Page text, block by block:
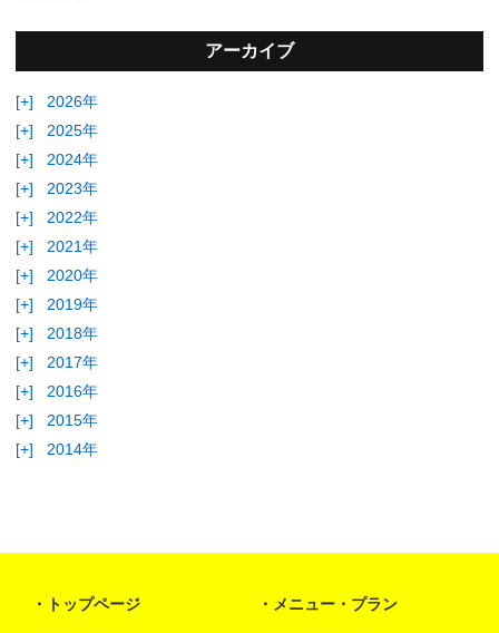
アーカイブ
[+]
2026年
[+]
2025年
[+]
2024年
[+]
2023年
[+]
2022年
[+]
2021年
[+]
2020年
[+]
2019年
[+]
2018年
[+]
2017年
[+]
2016年
[+]
2015年
[+]
2014年
トップページ メニュー・プラン